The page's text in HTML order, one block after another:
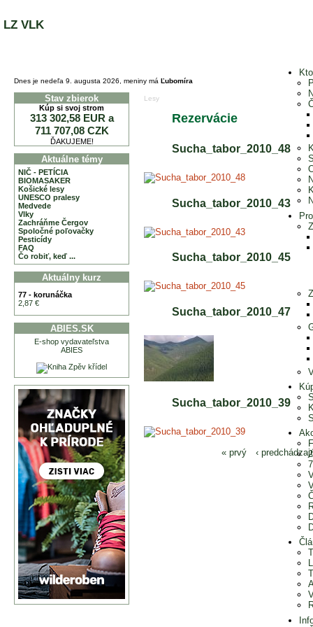
Dnes je nedeľa 9. augusta 2026, meniny má Ľubomíra
LZ VLK
Stav zbierok
Kúp si svoj strom
313 302,58 EUR a
711 707,08 CZK
ĎAKUJEME!
Aktuálne témy
NIČ - PETÍCIA
BIOMASAKER
Košické lesy
UNESCO pralesy
Medvede
Vlky
Zachráňme Čergov
Spoločné poľovačky
Pesticídy
FAQ
Čo robiť, keď ...
Aktuálny kurz
77 - korunáčka
2,87 €
ABIES.SK
E-shop vydavateľstva
ABIES
Lesy
Rezervácie
Sucha_tabor_2010_48
Sucha_tabor_2010_43
Sucha_tabor_2010_45
Sucha_tabor_2010_47
Sucha_tabor_2010_39
« prvý ‹